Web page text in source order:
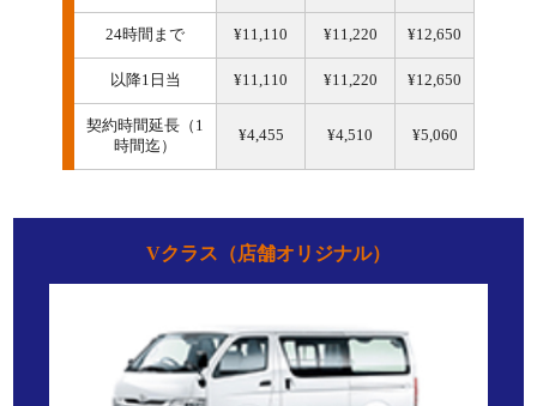
24時間まで ¥11,110 ¥11,220 ¥12,650
以降1日当 ¥11,110 ¥11,220 ¥12,650
契約時間延長（1
時間迄）
¥4,455 ¥4,510 ¥5,060
Vクラス（店舗オリジナル）